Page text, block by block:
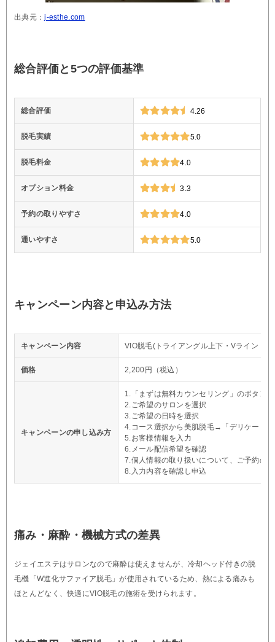
出典元：j-esthe.com
総合評価と5つの評価基準
総合評価 4.26
脱毛実績 5.0
脱毛料金 4.0
オプション料金 3.3
予約の取りやすさ 4.0
通いやすさ 5.0
キャンペーン内容と申込み方法
キャンペーン内容 VIO脱毛(トライアングル上下・Vライン・I
価格 2,200円（税込）
キャンペーンの申し込み方
1.「まずは無料カウンセリング」のボタン
2.ご希望のサロンを選択
3.ご希望の日時を選択
4.コース選択から美肌脱毛→「デリケート5
5.お客様情報を入力
6.メール配信希望を確認
7.個人情報の取り扱いについて、ご予約の
8.入力内容を確認し申込
痛み・麻酔・機械方式の差異
ジェイエステはサロンなので麻酔は使えませんが、冷却ヘッド付きの脱
毛機「W進化サファイア脱毛」が使用されているため、熱による痛みも
ほとんどなく、快適にVIO脱毛の施術を受けられます。